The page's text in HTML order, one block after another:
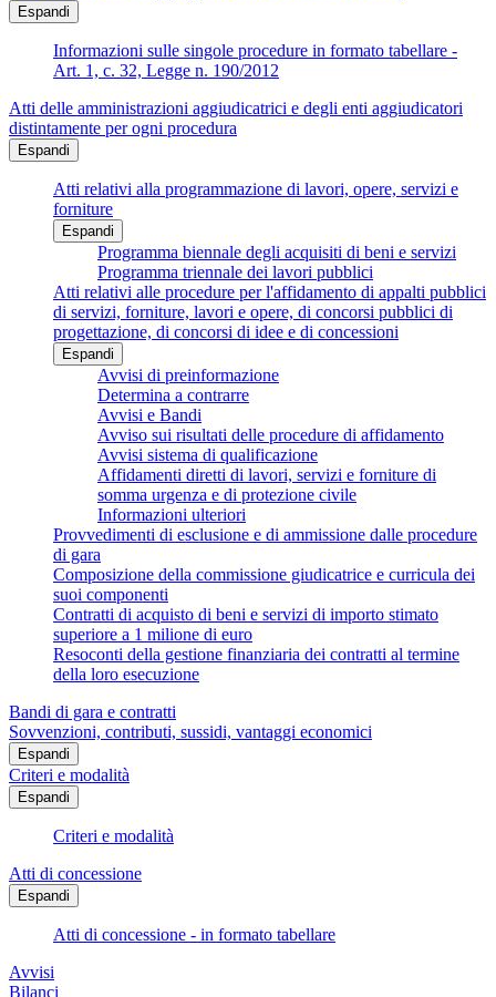
Espandi
Informazioni sulle singole procedure in formato tabellare -
Art. 1, c. 32, Legge n. 190/2012
Atti delle amministrazioni aggiudicatrici e degli enti aggiudicatori
distintamente per ogni procedura
Espandi
Atti relativi alla programmazione di lavori, opere, servizi e
forniture
Espandi
Programma biennale degli acquisiti di beni e servizi
Programma triennale dei lavori pubblici
Atti relativi alle procedure per l'affidamento di appalti pubblici
di servizi, forniture, lavori e opere, di concorsi pubblici di
progettazione, di concorsi di idee e di concessioni
Espandi
Avvisi di preinformazione
Determina a contrarre
Avvisi e Bandi
Avviso sui risultati delle procedure di affidamento
Avvisi sistema di qualificazione
Affidamenti diretti di lavori, servizi e forniture di
somma urgenza e di protezione civile
Informazioni ulteriori
Provvedimenti di esclusione e di ammissione dalle procedure
di gara
Composizione della commissione giudicatrice e curricula dei
suoi componenti
Contratti di acquisto di beni e servizi di importo stimato
superiore a 1 milione di euro
Resoconti della gestione finanziaria dei contratti al termine
della loro esecuzione
Bandi di gara e contratti
Sovvenzioni, contributi, sussidi, vantaggi economici
Espandi
Criteri e modalità
Espandi
Criteri e modalità
Atti di concessione
Espandi
Atti di concessione - in formato tabellare
Avvisi
Bilanci